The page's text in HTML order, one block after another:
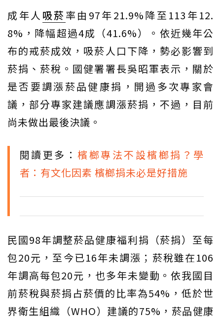
成年人 吸菸 率由97年21.9%降至113年12.
8%，降幅超過4成（41.6%）。依近幾年公
布的戒菸成效，吸菸人口下降，勢必影響到
菸捐、菸稅。國健署署長吳昭軍表示，關於
是否要調漲菸品健康捐，開過多次專家會
議，部分專家建議應調漲菸捐，不過，目前
尚未做出最後決議。
閱讀更多：檳榔專法不設檳榔捐？學
者：有文化因素 檳榔捐未必是好措施
民國98年調整菸品健康福利捐（菸捐）至每
包20元，至今已16年未調漲；菸稅雖在106
年調高每包20元，也多年未變動。依我國目
前菸稅與菸捐占菸價的比率為54%，低於世
界衛生組織（WHO）建議的75%，菸品健康